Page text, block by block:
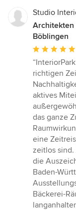
Studio
Architekten
Böblingen
Bewertung:
5
von
5
Sternen
richtigen
aktives
das ganze
eine
zeitlos
die
Baden-
Bäckerei-